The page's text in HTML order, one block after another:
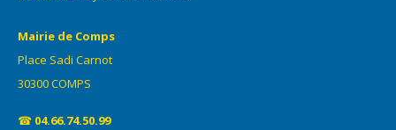
Mairie de Comps
Place Sadi Carnot
30300 COMPS
☎ 04.66.74.50.99